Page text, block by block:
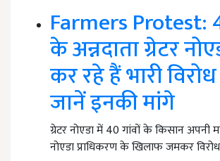
Farmers Protest:
के अन्नदाता ग्रेटर
कर रहे हैं भारी विरोध
जानें इनकी मांगे
ग्रेटर नोएडा में 40 गांवों के किसान अपनी
नोएडा प्राधिकरण के खिलाफ जमकर